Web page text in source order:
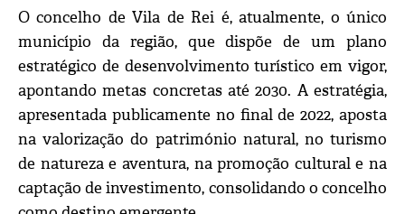
O concelho de Vila de Rei é, atualmente, o único
município da região, que dispõe de um plano
estratégico de desenvolvimento turístico em vigor,
apontando metas concretas até 2030. A estratégia,
apresentada publicamente no final de 2022, aposta
na valorização do património natural, no turismo
de natureza e aventura, na promoção cultural e na
captação de investimento, consolidando o concelho